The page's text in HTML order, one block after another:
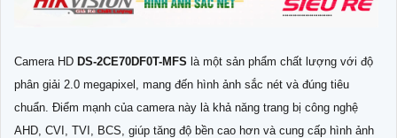
Camera HD DS-2CE70DF0T-MFS là một sản phẩm chất lượng với độ
phân giải 2.0 megapixel, mang đến hình ảnh sắc nét và đúng tiêu
chuẩn. Điểm mạnh của camera này là khả năng trang bị công nghệ
AHD, CVI, TVI, BCS, giúp tăng độ bền cao hơn và cung cấp hình ảnh